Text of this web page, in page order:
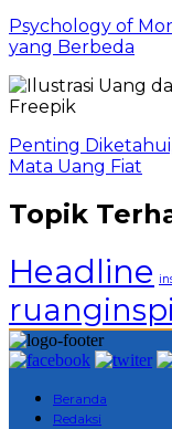
Psychology of
yang Berbeda
Penting
Mata Uang Fiat
Topik
Headline
Beranda
Redaksi